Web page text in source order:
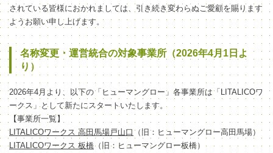
されている皆様におかれましては、引き続き変わらぬご愛顧を賜ります
ようお願い申し上げます。
名称変更・運営統合の対象事業所（2026年4月1日よ
り）
2026年4月より、以下の「ヒューマングロー」各事業所は「LITALICOワ
ークス」として新たにスタートいたします。
【事業所一覧】
LITALICOワークス 高田馬場戸山口 （旧：ヒューマングロー高田馬場）
LITALICOワークス 板橋（旧：ヒューマングロー板橋）